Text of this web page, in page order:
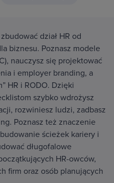
dział HR od
biznesu. Poznasz modele
nauczysz się projektować
i employer branding, a
HR i RODO. Dzięki
szybko wdrożysz
rozwiniesz ludzi, zadbasz
Poznasz też znaczenie
ścieżek kariery i
długofalowe
HR-owców,
firm oraz osób planujących